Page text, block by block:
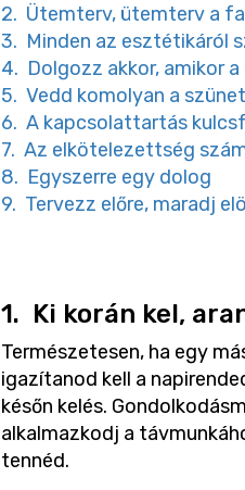
2. Ütemterv, ütemterv a
3. Minden az esztétikáról
4. Dolgozz akkor, amikor
5. Vedd komolyan a
6. A kapcsolattartás
7. Az elkötelezettség
8. Egyszerre egy dolog
9. Tervezz előre, maradj
1. Ki korán kel,
Természetesen, ha egy
igazítanod kell a
későn kelés.
alkalmazkodj a
tennéd.